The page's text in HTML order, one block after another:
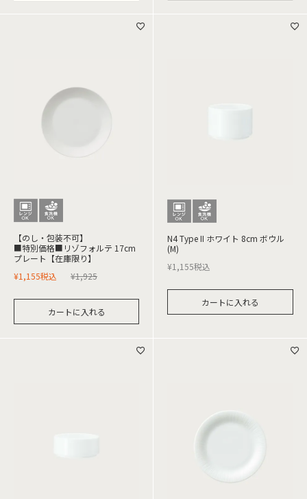
【のし・包装不可】
■特別価格■リゾフォルテ 17cm
プレート【在庫限り】
¥1,925
¥1,155税込
カートに入れる
N4 Type II ホワイト 8cm ボウル
(M)
¥1,155税込
カートに入れる